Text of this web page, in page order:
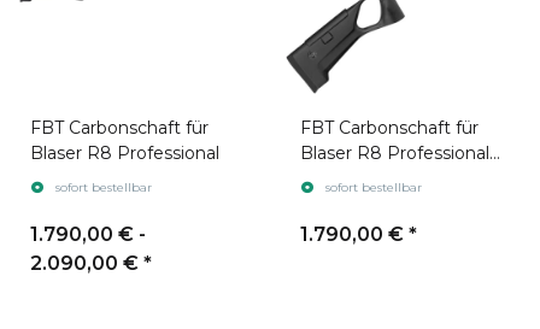
FBT Carbonschaft für
Blaser R8 Professional
sofort bestellbar
1.790,00 € -
2.090,00 € *
FBT Carbonschaft für
Blaser R8 Professional
Success
sofort bestellbar
1.790,00 € *